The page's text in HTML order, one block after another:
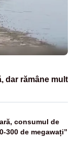
dar rămâne mult
consumul de
300 de megawați”